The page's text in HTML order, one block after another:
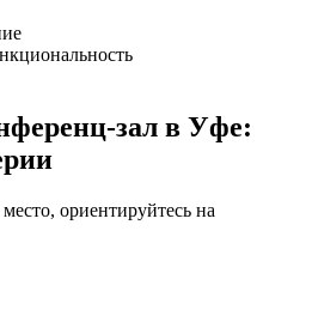
зал в Уфе:
ориентируйтесь на